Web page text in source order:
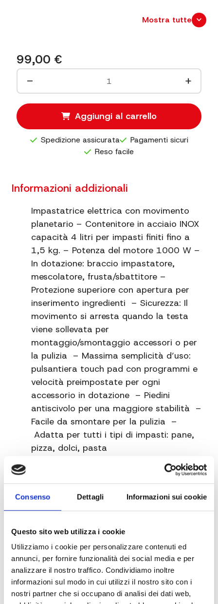
Consenso Dettagli Informazioni sui cookie
Questo sito web utilizza i cookie
Utilizziamo i cookie per personalizzare contenuti ed
annunci, per fornire funzionalità dei social media e per
analizzare il nostro traffico. Condividiamo inoltre
informazioni sul modo in cui utilizzi il nostro sito con i
nostri partner che si occupano di analisi dei dati web,
1000 W
Produzione
Capacità 4 LT.
Dimensioni imballo cm. 42x33 x h. 40
Peso netto 4 kg.
Mostra tutte expand_more
99,00 €
−
+
Aggiungi al carrello
Spedizione assicurata
Pagamenti sicuri
Reso facile
Informazioni addizionali
Impastatrice elettrica con movimento
planetario – Contenitore in acciaio INOX
capacità 4 litri per impasti finiti fino a
1,5 kg. – Potenza del motore 1000 W –
In dotazione: braccio impastatore,
mescolatore, frusta/sbattitore –
Protezione superiore con apertura per
inserimento ingredienti – Sicurezza: Il
movimento si arresta quando la testa
viene sollevata per
montaggio/smontaggio accessori o per
la pulizia – Massima semplicità d’uso:
pulsantiera touch pad con programmi e
velocità preimpostate per ogni
accessorio in dotazione – Piedini
antiscivolo per una maggiore stabilità –
Facile da smontare per la pulizia –
Adatta per tutti i tipi di impasti: pane,
pizza, dolci, pasta
Documenti
Richiedi informazioni sul prodotto